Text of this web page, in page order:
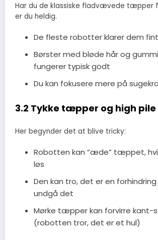
Har du de klassiske fladvævede tæpper
er du heldig.
De fleste robotter klarer dem fint
Børster med bløde hår og
fungerer typisk godt
Du kan fokusere mere på
3.2 Tykke tæpper og high pile
Her begynder det at blive tricky:
Robotten kan “æde” tæppet,
løs
Den kan tro, det er en
undgå det
Mørke tæpper kan forvirre kant-
(robotten tror, det er et hul)